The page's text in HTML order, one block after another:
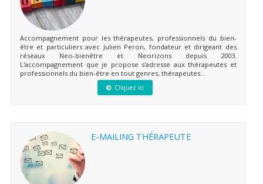
Accompagnement pour les thérapeutes, professionnels du bien-
être et particuliers avec Julien Peron, fondateur et dirigeant des
réseaux Neo-bienêtre et Neorizons depuis 2003.
L'accompagnement que je propose s'adresse aux thérapeutes et
professionnels du bien-être en tout genres, thérapeutes...
Cliquez ici
E-MAILING THÉRAPEUTE